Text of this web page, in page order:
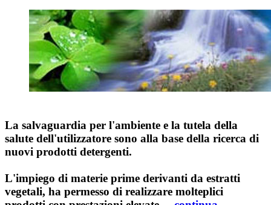
La salvaguardia per l'ambiente e la tutela della
salute dell'utilizzatore sono alla base della ricerca di
nuovi prodotti detergenti.
L'impiego di materie prime derivanti da estratti
vegetali, ha permesso di realizzare molteplici